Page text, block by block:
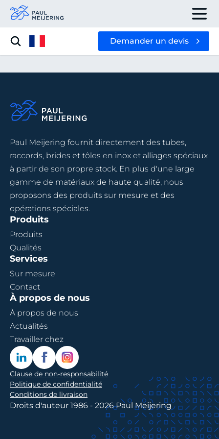
Demander un devis
Paul Meijering fournit directement des tubes,
raccords, brides et tôles en inox et alliages spéciaux
à partir de son propre stock. En plus d'une large
gamme de matériaux de haute qualité, nous
proposons des produits sur mesure et des
opérations spéciales.
Produits
Produits
Qualités
Services
Sur mesure
Contact
À propos de nous
À propos de nous
Actualités
Travailler chez
Clause de non-responsabilité
Politique de confidentialité
Conditions de livraison
Droits d'auteur 1986 - 2026 Paul Meijering